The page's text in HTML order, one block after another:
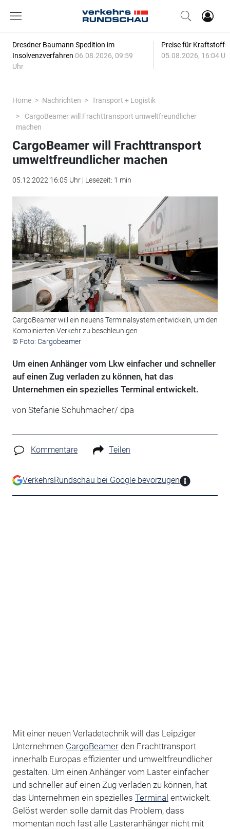
Dresdner Baumann Spedition im
Insolvenzverfahren 06.08.2026, 09:59
Uhr
Preise für
05.08.2026, 16:04
Home Nachrichten
Transport + Logistik
CargoBeamer will Frachttransport umweltfreundlicher
machen
CargoBeamer will Frachttransport
umweltfreundlicher machen
05.12.2022 16:05 Uhr | Lesezeit: 1 min
CargoBeamer will ein neuens Terminalsystem entwickeln, um den
Kombinierten Verkehr zu beschleunigen
© Foto: Cargobeamer
Um einen Anhänger vom Lkw einfacher und schneller
auf einen Zug verladen zu können, hat das
Unternehmen ein spezielles Terminal entwickelt.
von Stefanie Schuhmacher/ dpa
Kommentare Teilen
VerkehrsRundschau bei Google bevorzugen
Mit einer neuen Verladetechnik will das Leipziger
Unternehmen CargoBeamerden Frachttransport
innerhalb Europas effizienter und umweltfreundlicher
gestalten. Um einen Anhänger vom Laster einfacher
und schneller auf einen Zug verladen zu können, hat
das Unternehmen ein spezielles Terminal entwickelt.
Gelöst werden solle damit das Problem, dass
momentan noch fast alle Lasteranhänger nicht mit